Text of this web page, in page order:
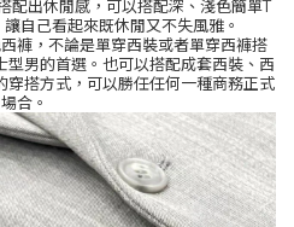
配出休閒感，可以搭配深、淺色簡單T
自己看起來既休閒又不失風雅。
褲，不論是單穿西裝或者單穿西褲搭
男的首選。也可以搭配成套西裝、西
搭方式，可以勝任任何一種商務正式
場合。